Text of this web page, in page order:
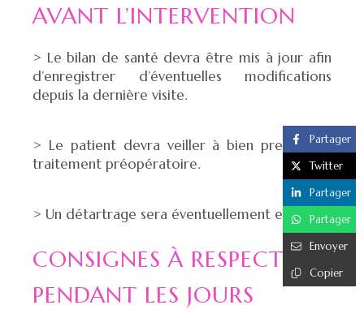
AVANT L’INTERVENTION
> Le bilan de santé devra être mis à jour afin
d’enregistrer d’éventuelles modifications
depuis la dernière visite.
> Le patient devra veiller à bien prendre le
traitement préopératoire.
> Un détartrage sera éventuellement effectué.
CONSIGNES À RESPECTER
PENDANT LES JOURS
Partager
Twitter
Partager
Partager
Envoyer
Copier